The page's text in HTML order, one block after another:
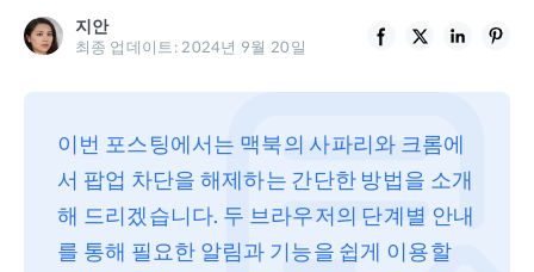
BuhoLaunchpad
프라이버시
조항
환불
지안
최종 업데이트: 2024년 9월 20일
이번 포스팅에서는 맥북의 사파리와 크롬에
서 팝업 차단을 해제하는 간단한 방법을 소개
해 드리겠습니다. 두 브라우저의 단계별 안내
를 통해 필요한 알림과 기능을 쉽게 이용할